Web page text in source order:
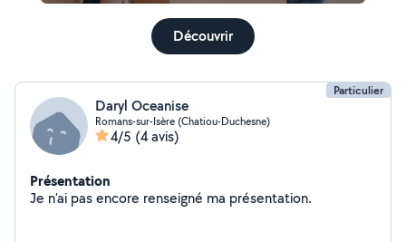
Découvrir
Particulier
Daryl Oceanise
Romans-sur-Isère (Chatiou-Duchesne)
4/5 (4 avis)
Présentation
Je n'ai pas encore renseigné ma présentation.